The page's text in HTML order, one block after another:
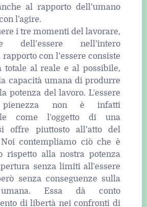
al rapporto dell’umano
l'agire.
i tre momenti del lavorare,
dell’essere nell’intero
con l’essere consiste
totale al reale e al possibile,
capacità umana di produrre
potenza del lavoro. L'essere
non è infatti
come l'oggetto di una
offre piuttosto all’atto del
contempliamo ciò che è
rispetto alla nostra potenza
senza limiti all'essere
senza conseguenze sulla
umana. Essa dà conto
di libertà nei confronti di